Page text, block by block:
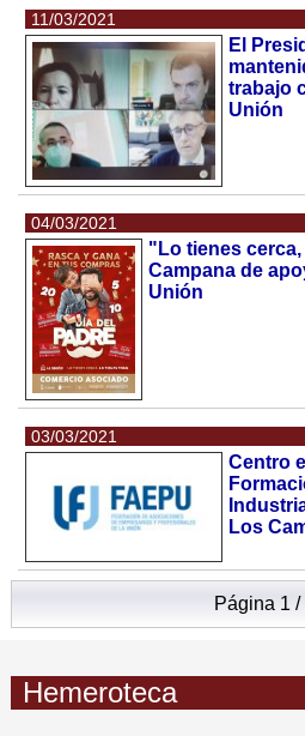
11/03/2021
El
trabajo
Unión
04/03/2021
"Lo tienes
Campana de
Unión
03/03/2021
Centro
Los
Página 1 /
Hemeroteca